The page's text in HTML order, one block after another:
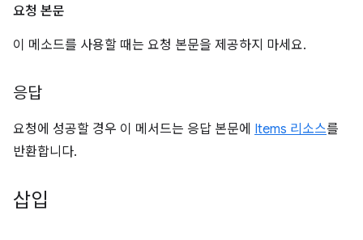
요청 본문
이 메소드를 사용할 때는 요청 본문을 제공하지 마세요.
응답
요청에 성공할 경우 이 메서드는 응답 본문에 Items 리소스를
반환합니다.
삽입